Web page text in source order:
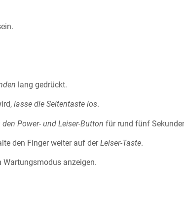
lang gedrückt.
lasse die Seitentaste los.
Power- und Leiser-Button für rund fünf
den Finger weiter auf derLeiser-Taste.
anzeigen.